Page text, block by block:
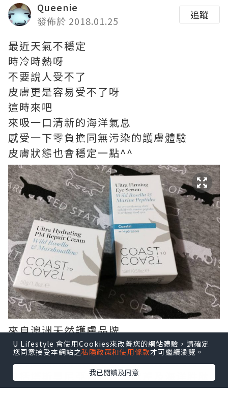
Queenie
發佈於 2018.01.25
追蹤
最近天氣不穩定
時冷時熱呀
不要說人受不了
皮膚更是容易受不了呀
這時來吧
來吸一口清新的海洋氣息
感受一下零負擔同無污染的護膚體驗
皮膚狀態也會穩定一點^^
來自澳洲天然護膚品牌
COAST TO COAST
系列產品採用澳洲本土植物及有機成份
包括塔斯曼尼亞海帶、海歐芹及海洋胜肽
等
U Lifestyle 會使用Cookies來改善您的網站體驗，請確定
您同意接受本網站之私隱政策和使用條款才可繼續瀏覽。
我已閱讀及同意